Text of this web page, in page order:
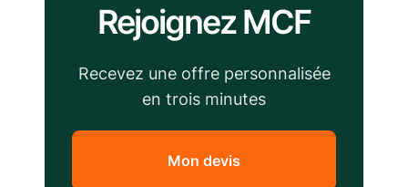
Rejoignez MCF
Recevez une offre personnalisée
en trois minutes
Mon devis